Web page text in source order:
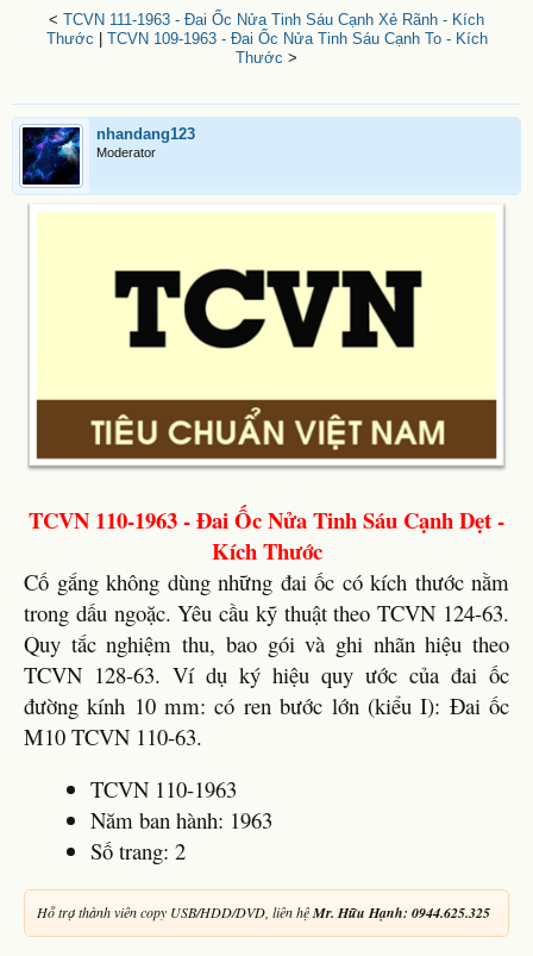
< TCVN 111-1963 - Đai Ốc Nửa Tinh Sáu Cạnh Xẻ Rãnh - Kích
Thước
TCVN 109-1963 - Đai Ốc Nửa Tinh Sáu Cạnh To - Kích
Thước >
nhandang123
Moderator
TCVN 110-1963 - Đai Ốc Nửa Tinh Sáu Cạnh Dẹt -
Kích Thước
Cố gắng không dùng những đai ốc có kích thước nằm
trong dấu ngoặc. Yêu cầu kỹ thuật theo TCVN 124-63.
Quy tắc nghiệm thu, bao gói và ghi nhãn hiệu theo
TCVN 128-63. Ví dụ ký hiệu quy ước của đai ốc
đường kính 10 mm: có ren bước lớn (kiểu I): Đai ốc
M10 TCVN 110-63.
TCVN 110-1963
Năm ban hành: 1963
Số trang: 2
Hỗ trợ thành viên copy USB/HDD/DVD, liên hệMr. Hữu Hạnh: 0944.625.325